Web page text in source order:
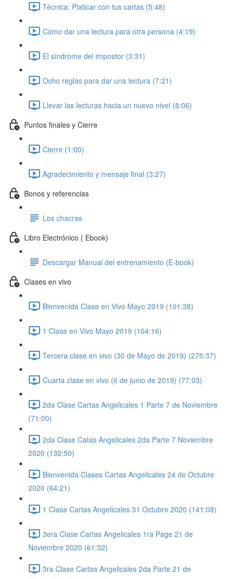
Técnica: Platicar con tus cartas (5:48)
Cómo dar una lectura para otra persona (4:19)
El síndrome del impostor (3:31)
Ocho reglas para dar una lectura (7:21)
Llevar las lecturas hacia un nuevo nivel (8:06)
Puntos finales y Cierre
Cierre (1:00)
Agradecimiento y mensaje final (3:27)
Bonos y referencias
Los chacras
Libro Electrónico ( Ebook)
Descargar Manual del entrenamiento (E-book)
Clases en vivo
Bienvenida Clase en Vivo Mayo 2019 (101:38)
1 Clase en Vivo Mayo 2019 (104:16)
Tercera clase en vivo (30 de Mayo de 2019) (275:37)
Cuarta clase en vivo (6 de junio de 2019) (77:03)
2da Clase Cartas Angelicales 1 Parte 7 de Noviembre
(71:00)
2da Clase Catas Angelicales 2da Parte 7 Noviembre
2020 (132:50)
Bienvenida Clases Cartas Angelicales 24 de Octubre
2020 (64:21)
1 Clase Cartas Angelicales 31 Octubre 2020 (141:08)
3era Clase Cartas Angelicales 1ra Page 21 de
Noviembre 2020 (61:32)
3ra Clase Cartas Angelicales 2da Parte 21 de